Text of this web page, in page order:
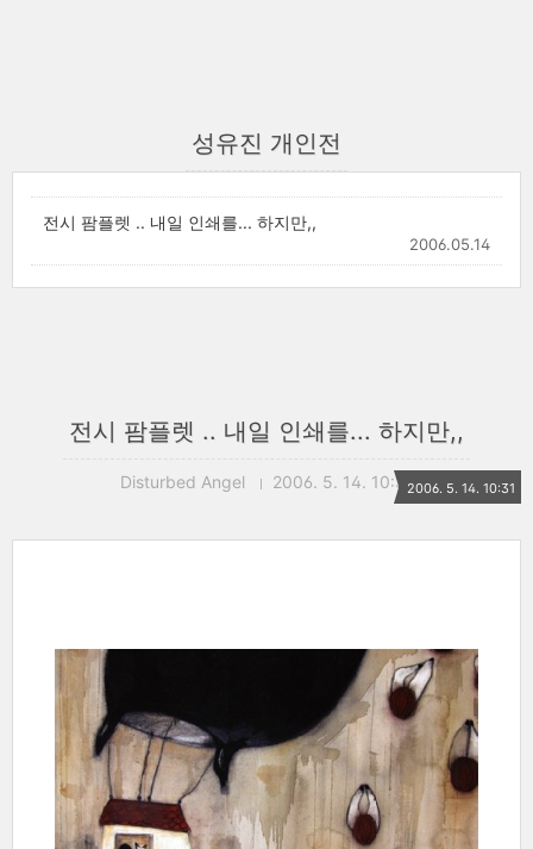
성유진 개인전
전시 팜플렛 .. 내일 인쇄를... 하지만,,
2006.05.14
전시 팜플렛 .. 내일 인쇄를... 하지만,,
Disturbed Angel 2006. 5. 14. 10:312006. 5. 14. 10:31